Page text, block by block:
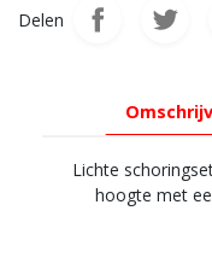
Delen
Lichte
hoogte met